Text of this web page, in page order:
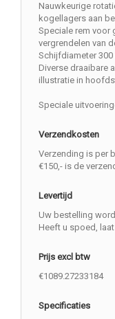
Nauwkeurige
kogellagers aan
Speciale rem voor
vergrendelen van
Schijfdiameter 300
Diverse draaibare
illustratie in
Speciale
Verzendkosten
Verzending is per
€150,- is de
Levertijd
Uw bestelling
Heeft u spoed,
Prijs excl btw
€1089.27233184
Specificaties